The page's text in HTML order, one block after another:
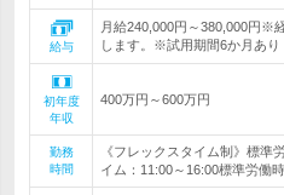
給与
月給240,000円～380,000円※
します。※試用期間6か月あり
初年度
年収
400万円～600万円
勤務
時間
《フレックスタイム制》標準
イム：11:00～16:00標準労働